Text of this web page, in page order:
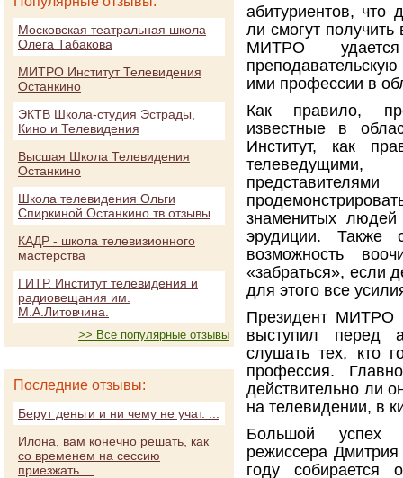
абитуриентов,
ли смогут
МИТРО
ими профессии в
Как правило,
известные в
Институт, как
знаменитых
эрудиции. Также
возможность
«забраться», если
для этого все
Президент МИТРО
выступил перед
слушать тех, кто
профессия.
действительно ли
на телевидении, в
Большой успех
режиссера
году собирается
Московская театральная школа
Олега Табакова
МИТРО Институт Телевидения
Останкино
ЭКТВ Школа-студия Эстрады,
Кино и Телевидения
Высшая Школа Телевидения
Останкино
Школа телевидения Ольги
Спиркиной Останкино тв отзывы
КАДР - школа телевизионного
мастерства
ГИТР. Институт телевидения и
радиовещания им.
М.А.Литовчина.
>> Все популярные отзывы
Последние отзывы:
Берут деньги и ни чему не учат. ...
Илона, вам конечно решать, как
со временем на сессию
приезжать ...